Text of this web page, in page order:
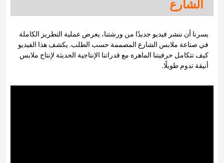
الشارع
يسرنا أن ننشر فيديو جديدًا من ورشتنا، يعرض عملية التطريز الكاملة
في صناعة ملابس الشارع المصممة حسب الطلب. يكشف هذا الفيديو
كيف تتكامل حرفيتنا الماهرة مع قدراتنا الإنتاجية الحديثة لإنتاج ملابس
أنيقة تدوم طويلًا.